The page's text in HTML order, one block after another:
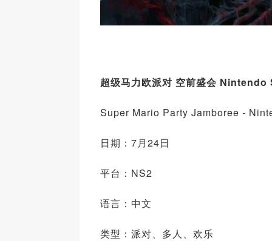
超级马力欧派对 空前盛会
Super Mario Party Jamboree -
日期：7月24日
平台：NS2
语言：中文
类型：派对、多人、欢乐